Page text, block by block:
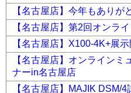
【名古屋店】今年もありが
【名古屋店】第2回オンラ
【名古屋店】X100-4K+展
【名古屋店】オンラインミ
ナーin名古屋店
【名古屋店】MAJIK DSM/4